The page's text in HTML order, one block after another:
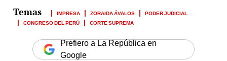
IMPRESA ZORAIDA ÁVALOS
PODER JUDICIAL
CONGRESO DEL PERÚ
CORTE SUPREMA
Prefiero a La República en
Google